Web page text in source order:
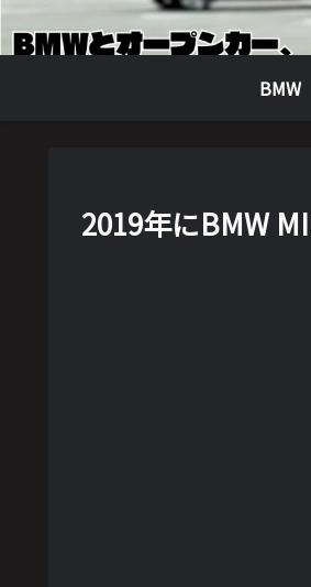
BMW
2019年にBMW